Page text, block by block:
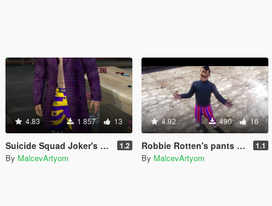
4.83 1 857 13
Suicide Squad Joker's Leather coat, pants and boots For MP Character 1.2
By MalcevArtyom
4.92 490 16
Robbie Rotten's pants and mask 1.1
By MalcevArtyom